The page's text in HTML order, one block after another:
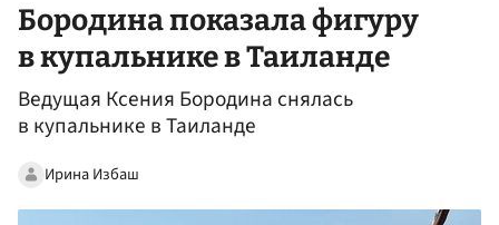
Бородина показала фигуру
в купальнике в Таиланде
Ведущая Ксения Бородина снялась
в купальнике в Таиланде
Ирина Избаш